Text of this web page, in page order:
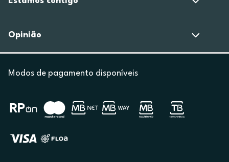
Opinião
Modos de pagamento disponíveis